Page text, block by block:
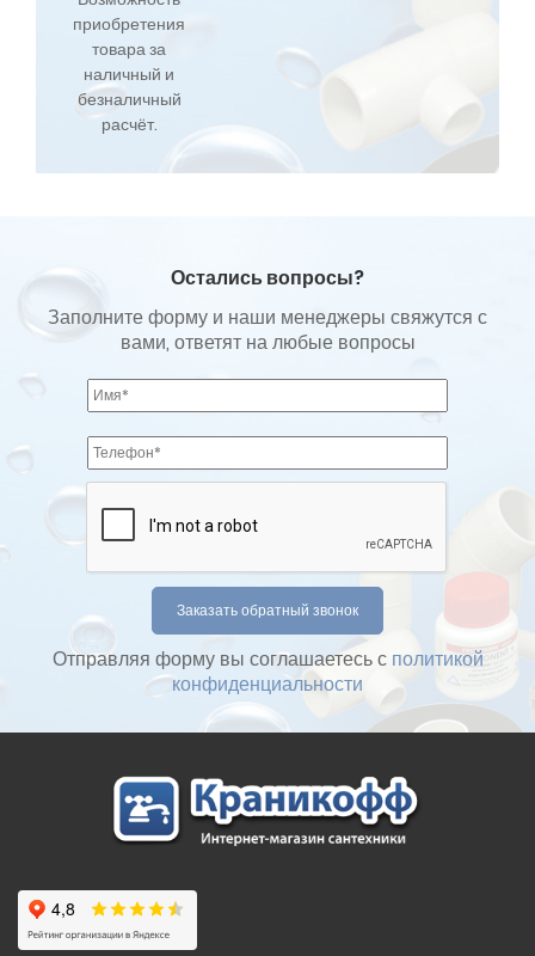
приобретения
товара за
наличный и
безналичный
расчёт.
Остались вопросы?
Заполните форму и наши менеджеры свяжутся с
вами, ответят на любые вопросы
Отправляя форму вы соглашаетесь с политикой
конфиденциальности